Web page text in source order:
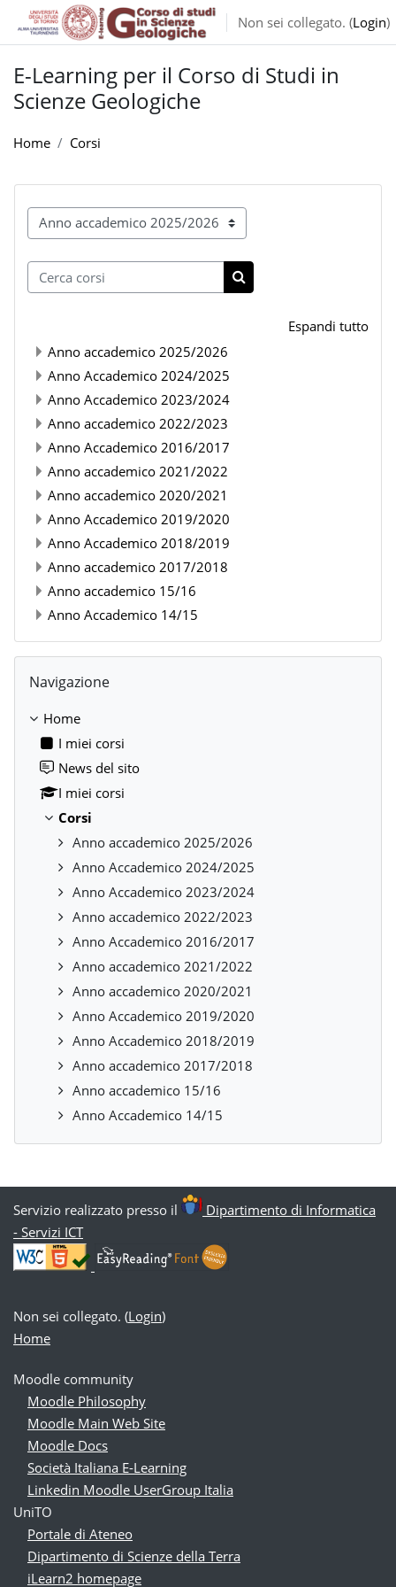
Vai al contenuto principale
Non sei collegato. (Login)
E-Learning per il Corso di Studi in
Scienze Geologiche
Home Corsi
Categorie di corso
Cerca corsi
Cerca corsi
Espandi tutto
Anno accademico 2025/2026
Anno Accademico 2024/2025
Anno Accademico 2023/2024
Anno accademico 2022/2023
Anno Accademico 2016/2017
Anno accademico 2021/2022
Anno accademico 2020/2021
Anno Accademico 2019/2020
Anno Accademico 2018/2019
Anno accademico 2017/2018
Anno accademico 15/16
Anno Accademico 14/15
Navigazione
Home
I miei corsi
News del sito
I miei corsi
Corsi
Anno accademico 2025/2026
Anno Accademico 2024/2025
Anno Accademico 2023/2024
Anno accademico 2022/2023
Anno Accademico 2016/2017
Anno accademico 2021/2022
Anno accademico 2020/2021
Anno Accademico 2019/2020
Anno Accademico 2018/2019
Anno accademico 2017/2018
Anno accademico 15/16
Anno Accademico 14/15
Servizio realizzato presso il
Dipartimento di Informatica
- Servizi ICT
Non sei collegato. (Login)
Home
Moodle community
Moodle Philosophy
Moodle Main Web Site
Moodle Docs
Società Italiana E-Learning
Linkedin Moodle UserGroup Italia
UniTO
Portale di Ateneo
Dipartimento di Scienze della Terra
iLearn2 homepage